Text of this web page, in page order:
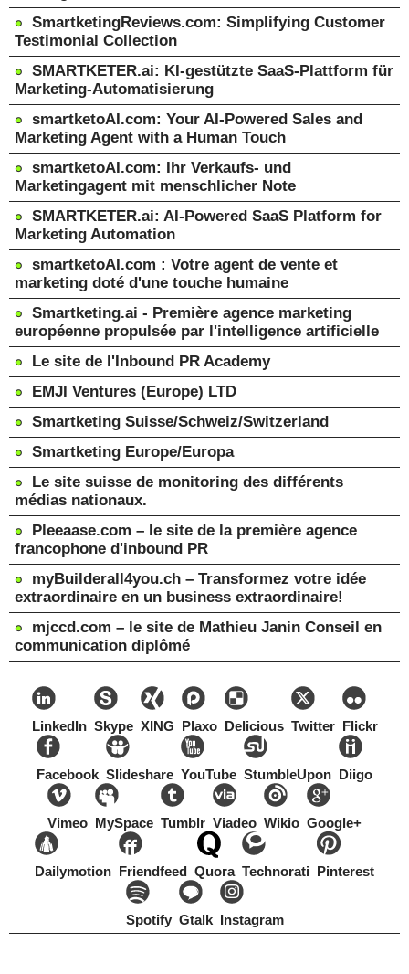
SmartketingReviews.com: Simplifying Customer
Testimonial Collection
SMARTKETER.ai: KI-gestützte SaaS-Plattform für
Marketing-Automatisierung
smartketoAI.com: Your AI-Powered Sales and
Marketing Agent with a Human Touch
smartketoAI.com: Ihr Verkaufs- und
Marketingagent mit menschlicher Note
SMARTKETER.ai: AI-Powered SaaS Platform for
Marketing Automation
smartketoAI.com : Votre agent de vente et
marketing doté d'une touche humaine
Smartketing.ai - Première agence marketing
européenne propulsée par l'intelligence artificielle
Le site de l'Inbound PR Academy
EMJI Ventures (Europe) LTD
Smartketing Suisse/Schweiz/Switzerland
Smartketing Europe/Europa
Le site suisse de monitoring des différents
médias nationaux.
Pleeaase.com – le site de la première agence
francophone d'inbound PR
myBuilderall4you.ch – Transformez votre idée
extraordinaire en un business extraordinaire!
mjccd.com – le site de Mathieu Janin Conseil en
communication diplômé
LinkedIn Skype XING Plaxo Delicious Twitter Flickr
Facebook Slideshare YouTube StumbleUpon Diigo
Vimeo MySpace Tumblr Viadeo Wikio Google+
Dailymotion Friendfeed Quora Technorati Pinterest
Spotify Gtalk Instagram